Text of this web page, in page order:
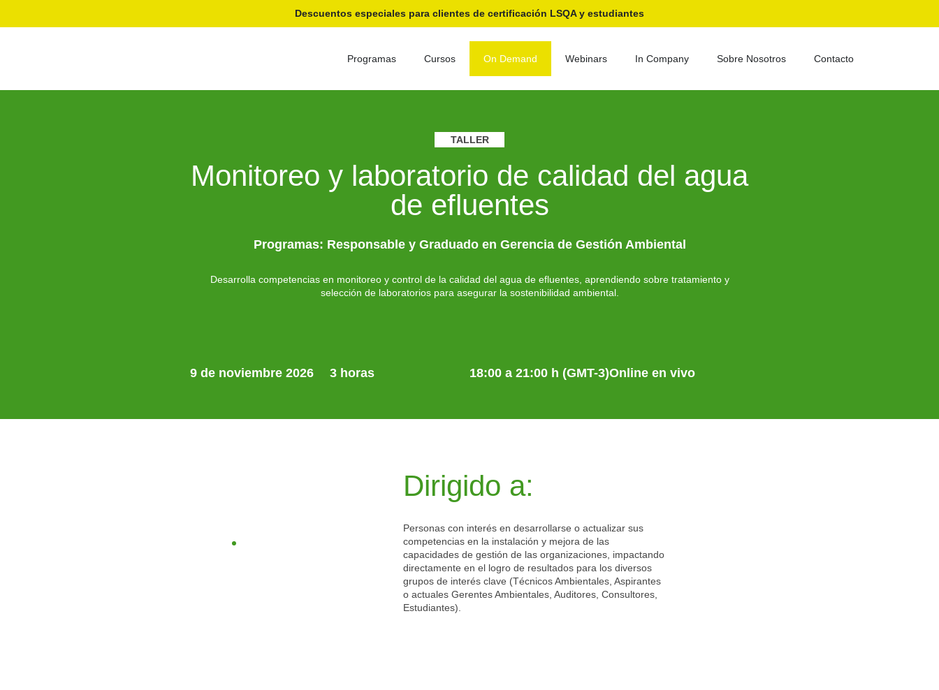
Descuentos especiales para clientes de certificación LSQA y estudiantes
Programas Cursos On Demand Webinars In Company Sobre Nosotros Contacto
TALLER
Monitoreo y laboratorio de calidad del agua
de efluentes
Programas: Responsable y Graduado en Gerencia de Gestión Ambiental
Desarrolla competencias en monitoreo y control de la calidad del agua de efluentes, aprendiendo sobre tratamiento y
selección de laboratorios para asegurar la sostenibilidad ambiental.
9 de noviembre 2026 3 horas 18:00 a 21:00 h (GMT-3)Online en vivo
Dirigido a:
Personas con interés en desarrollarse o actualizar sus
competencias en la instalación y mejora de las
capacidades de gestión de las organizaciones, impactando
directamente en el logro de resultados para los diversos
grupos de interés clave (Técnicos Ambientales, Aspirantes
o actuales Gerentes Ambientales, Auditores, Consultores,
Estudiantes).